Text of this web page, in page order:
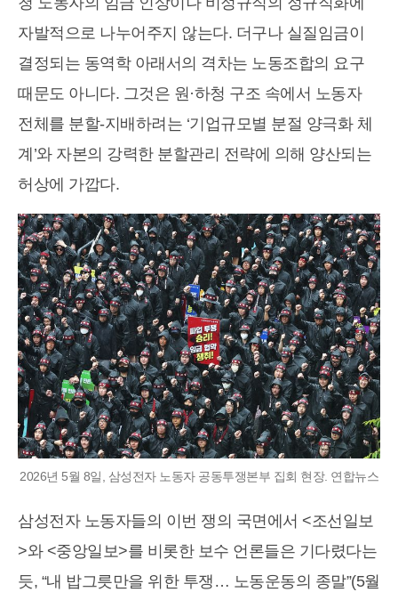
자발적으로 나누어주지 않는다. 더구나 실질임금이
결정되는 동역학 아래서의 격차는 노동조합의 요구
때문도 아니다. 그것은 원·하청 구조 속에서 노동자
전체를 분할-지배하려는 ‘기업규모별 분절 양극화 체
계’와 자본의 강력한 분할관리 전략에 의해 양산되는
허상에 가깝다.
2026년 5월 8일, 삼성전자 노동자 공동투쟁본부 집회 현장. 연합뉴스
삼성전자 노동자들의 이번 쟁의 국면에서 <조선일보
>와 <중앙일보>를 비롯한 보수 언론들은 기다렸다는
듯, “내 밥그릇만을 위한 투쟁… 노동운동의 종말”(5월